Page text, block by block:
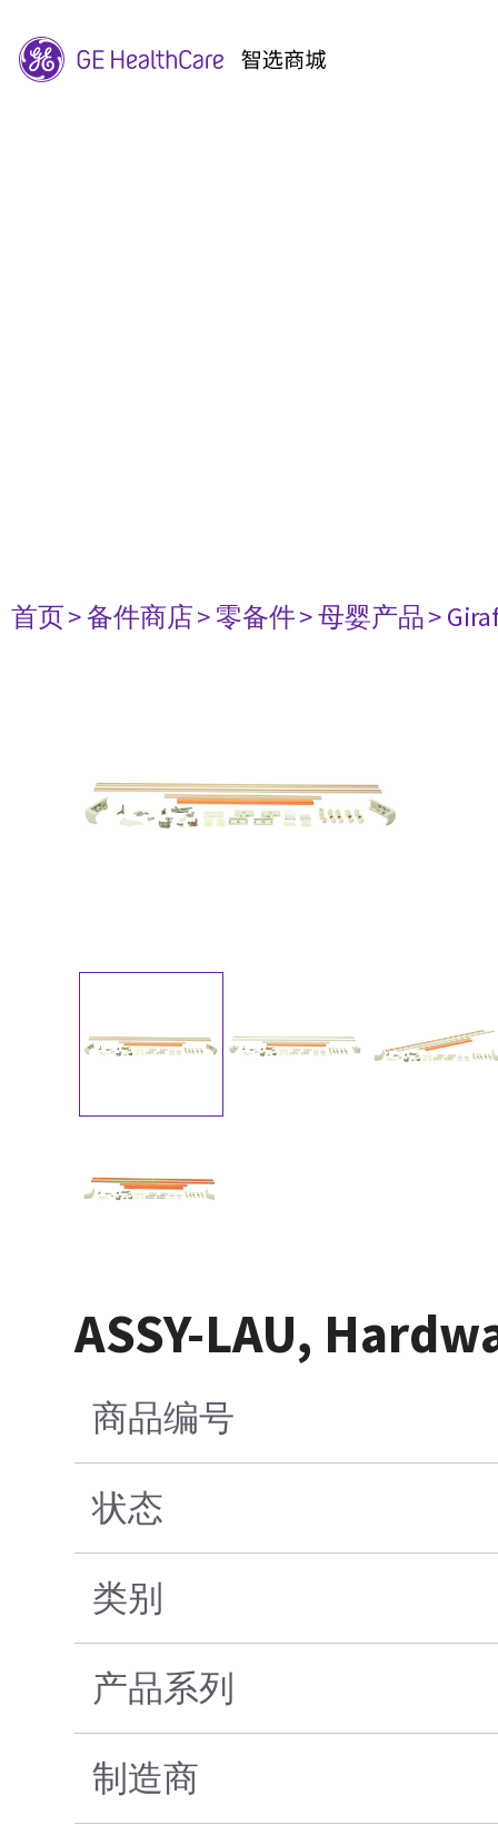
首页> 备件商店> 零备件> 母婴产品>
ASSY-LAU,
商品编号
状态
类别
产品系列
制造商